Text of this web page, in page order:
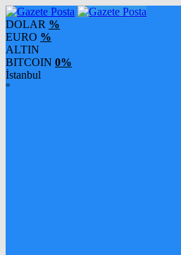
DOLAR %
EURO %
ALTIN
BITCOIN 0%
İstanbul
°